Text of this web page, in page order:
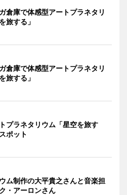
倉庫で体感型アートプラネタリ
旅する」
倉庫で体感型アートプラネタリ
旅する」
プラネタリウム「星空を旅す
ポット
ム制作の大平貴之さんと音楽担
・アーロンさん